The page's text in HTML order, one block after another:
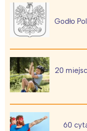
Godło
20
60